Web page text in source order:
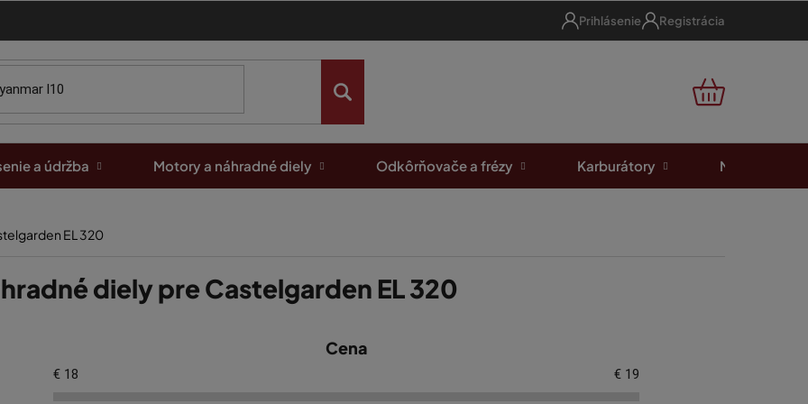
Prihlásenie Registrácia
NÁKUPNÝ
a údržba Motory a náhradné diely Odkôrňovače a frézy Karburátory Motorové
EL 320
diely pre Castelgarden EL 320
Cena
€ 18 € 19